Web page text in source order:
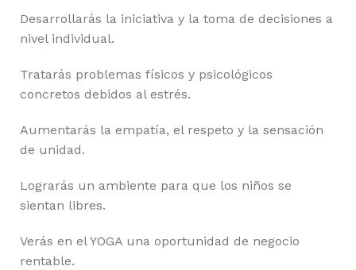
Desarrollarás la iniciativa y la toma de decisiones a
nivel individual.
Tratarás problemas físicos y psicológicos
concretos debidos al estrés.
Aumentarás la empatía, el respeto y la sensación
de unidad.
Lograrás un ambiente para que los niños se
sientan libres.
Verás en el YOGA una oportunidad de negocio
rentable.